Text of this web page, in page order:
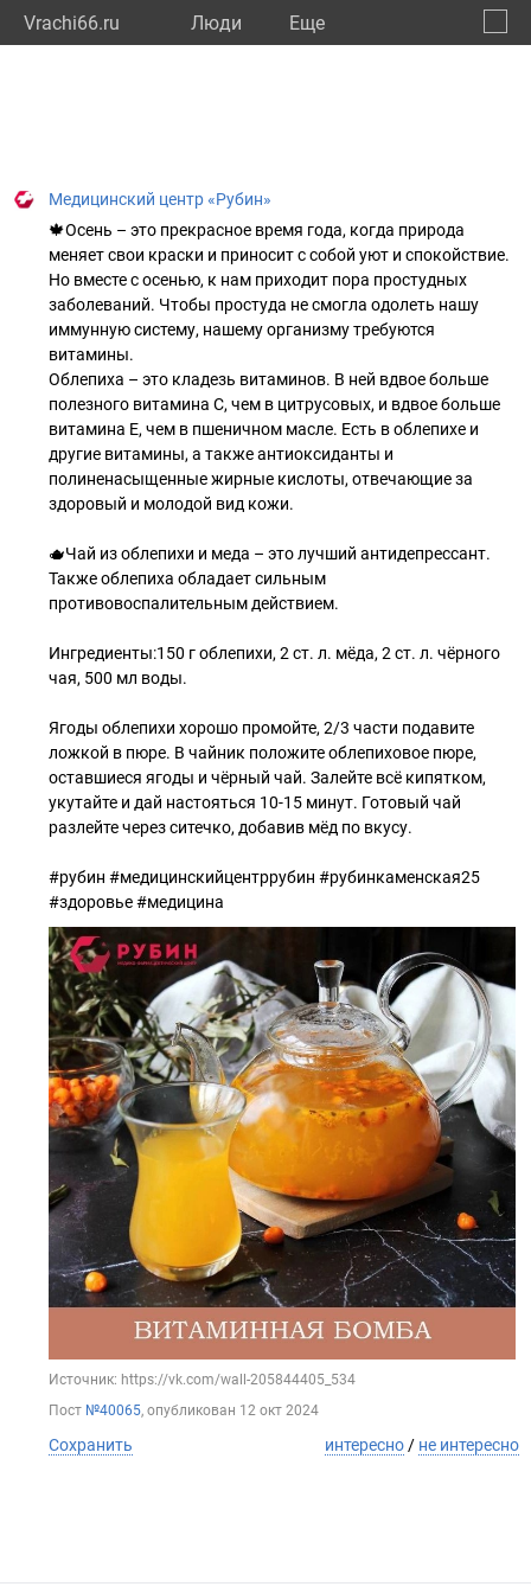
Vrachi66.ru Люди Eще
Медицинский центр «Рубин»
🍁Осень – это прекрасное время года, когда природа
меняет свои краски и приносит с собой уют и спокойствие.
Но вместе с осенью, к нам приходит пора простудных
заболеваний. Чтобы простуда не смогла одолеть нашу
иммунную систему, нашему организму требуются
витамины.
Облепиха – это кладезь витаминов. В ней вдвое больше
полезного витамина С, чем в цитрусовых, и вдвое больше
витамина Е, чем в пшеничном масле. Есть в облепихе и
другие витамины, а также антиоксиданты и
полиненасыщенные жирные кислоты, отвечающие за
здоровый и молодой вид кожи.
🫖Чай из облепихи и меда – это лучший антидепрессант.
Также облепиха обладает сильным
противовоспалительным действием.
Ингредиенты:150 г облепихи, 2 ст. л. мёда, 2 ст. л. чёрного
чая, 500 мл воды.
Ягоды облепихи хорошо промойте, 2/3 части подавите
ложкой в пюре. В чайник положите облепиховое пюре,
оставшиеся ягоды и чёрный чай. Залейте всё кипятком,
укутайте и дай настояться 10-15 минут. Готовый чай
разлейте через ситечко, добавив мёд по вкусу.
#рубин #медицинскийцентррубин #рубинкаменская25
#здоровье #медицина
Источник: https://vk.com/wall-205844405_534
Пост №40065, опубликован 12 окт 2024
Сохранить интересно / не интересно